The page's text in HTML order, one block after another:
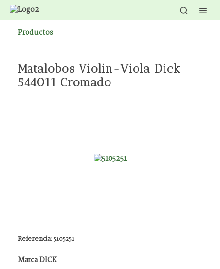
Productos
Matalobos Violin-Viola Dick
544011 Cromado
Referencia:5105251
Marca DICK